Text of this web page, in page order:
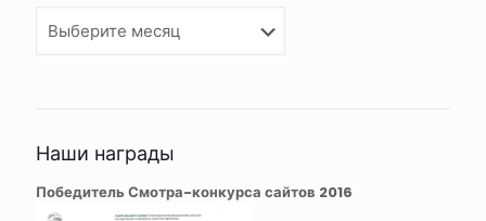
Наши награды
Победитель Смотра-конкурса сайтов 2016